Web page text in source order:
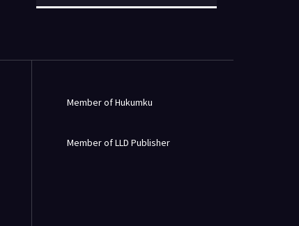
Member of Hukumku
Member of LLD Publisher